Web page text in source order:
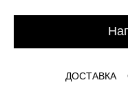
ДОСТАВКА